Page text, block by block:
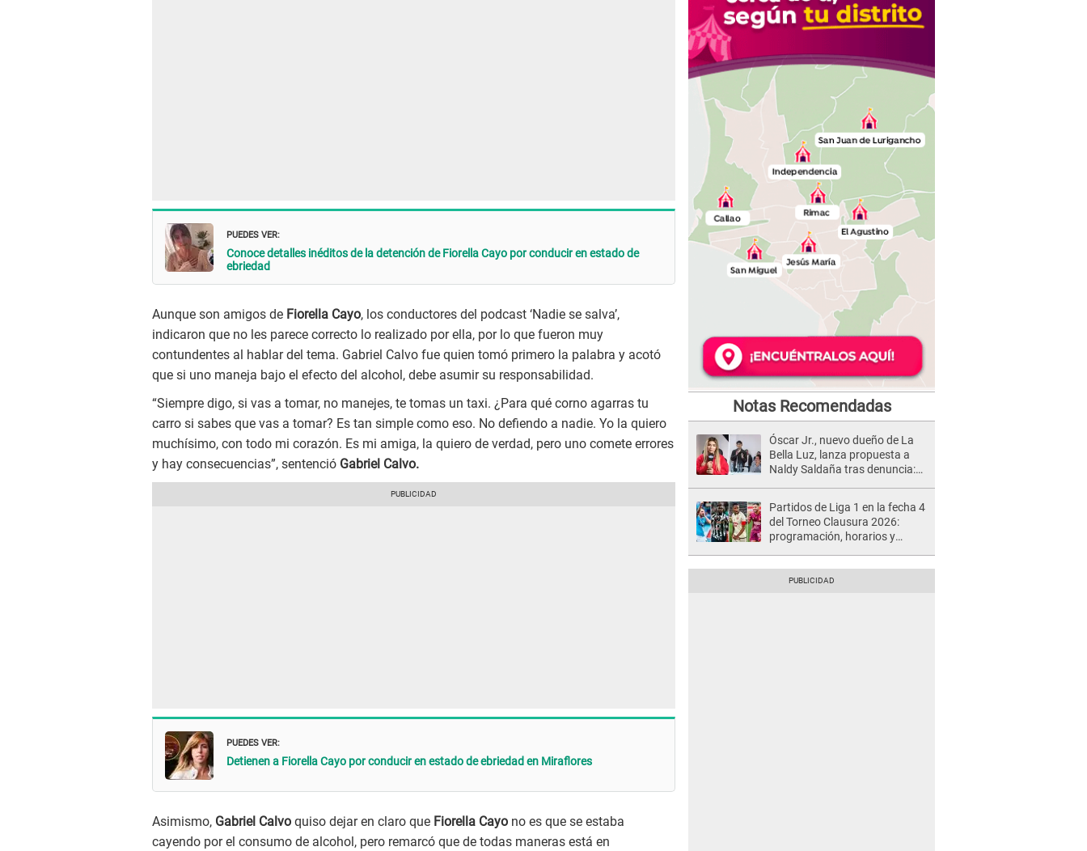
PUEDES VER:
Conoce detalles inéditos de la detención de Fiorella Cayo por conducir en estado de
ebriedad
Aunque son amigos de Fiorella Cayo, los conductores del podcast ‘Nadie se salva’,
indicaron que no les parece correcto lo realizado por ella, por lo que fueron muy
contundentes al hablar del tema. Gabriel Calvo fue quien tomó primero la palabra y acotó
que si uno maneja bajo el efecto del alcohol, debe asumir su responsabilidad.
“Siempre digo, si vas a tomar, no manejes, te tomas un taxi. ¿Para qué corno agarras tu
carro si sabes que vas a tomar? Es tan simple como eso. No defiendo a nadie. Yo la quiero
muchísimo, con todo mi corazón. Es mi amiga, la quiero de verdad, pero uno comete errores
y hay consecuencias”, sentenció Gabriel Calvo.
PUEDES VER:
Detienen a Fiorella Cayo por conducir en estado de ebriedad en Miraflores
Asimismo, Gabriel Calvo quiso dejar en claro que Fiorella Cayo no es que se estaba
cayendo por el consumo de alcohol, pero remarcó que de todas maneras está en
Notas Recomendadas
Óscar Jr., nuevo dueño de La
Bella Luz, lanza propuesta a
Naldy Saldaña tras denuncia:
Partidos de Liga 1 en la fecha 4
del Torneo Clausura 2026:
programación, horarios y